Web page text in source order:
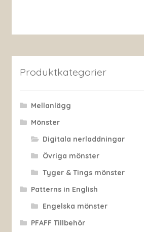
Produktkategorier
Mellanlägg
Mönster
Digitala nerladdningar
Övriga mönster
Tyger & Tings mönster
Patterns in English
Engelska mönster
PFAFF Tillbehör